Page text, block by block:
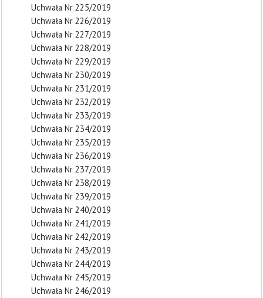
Uchwała Nr 225/2019
Uchwała Nr 226/2019
Uchwała Nr 227/2019
Uchwała Nr 228/2019
Uchwała Nr 229/2019
Uchwała Nr 230/2019
Uchwała Nr 231/2019
Uchwała Nr 232/2019
Uchwała Nr 233/2019
Uchwała Nr 234/2019
Uchwała Nr 235/2019
Uchwała Nr 236/2019
Uchwała Nr 237/2019
Uchwała Nr 238/2019
Uchwała Nr 239/2019
Uchwała Nr 240/2019
Uchwała Nr 241/2019
Uchwała Nr 242/2019
Uchwała Nr 243/2019
Uchwała Nr 244/2019
Uchwała Nr 245/2019
Uchwała Nr 246/2019